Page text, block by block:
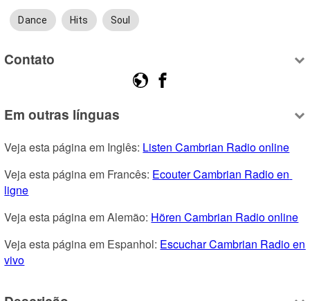
Dance Hits Soul
Contato
Em outras línguas
Veja esta página em Inglês: Listen Cambrian Radio online
Veja esta página em Francês: Ecouter Cambrian Radio en
ligne
Veja esta página em Alemão: Hören Cambrian Radio online
Veja esta página em Espanhol: Escuchar Cambrian Radio en
vivo